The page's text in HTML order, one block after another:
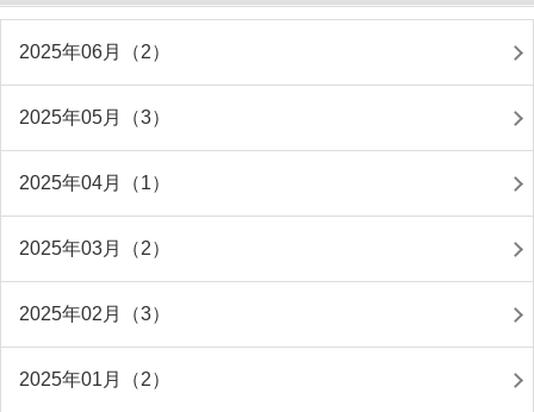
2025年06月（2）
2025年05月（3）
2025年04月（1）
2025年03月（2）
2025年02月（3）
2025年01月（2）